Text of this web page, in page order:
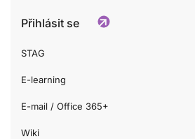
Přihlásit se
STAG
E-learning
E-mail / Office 365+
Wiki